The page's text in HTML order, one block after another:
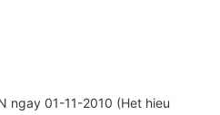
ngay 01-11-2010 (Het hieu